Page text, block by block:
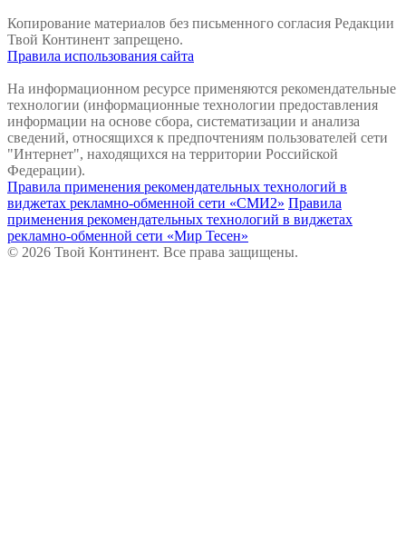
Копирование материалов без письменного согласия Редакции
Твой Континент запрещено.
Правила использования сайта
На информационном ресурсе применяются рекомендательные
технологии (информационные технологии предоставления
информации на основе сбора, систематизации и анализа
сведений, относящихся к предпочтениям пользователей сети
"Интернет", находящихся на территории Российской
Федерации).
Правила применения рекомендательных технологий в
виджетах рекламно-обменной сети «СМИ2» Правила
применения рекомендательных технологий в виджетах
рекламно-обменной сети «Мир Тесен»
© 2026 Твой Континент. Все права защищены.